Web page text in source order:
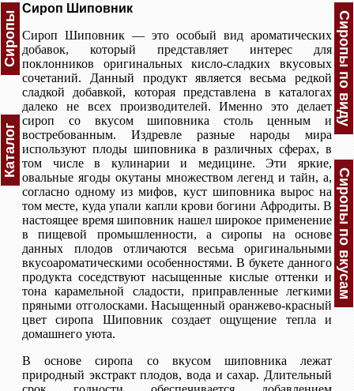
Сиропы
Каталог
Сироп Шиповник
Сироп Шиповник — это особый вид ароматических
добавок, который представляет интерес для
поклонников оригинальных кисло-сладких вкусовых
сочетаний. Данный продукт является весьма редкой
сладкой добавкой, которая представлена в каталогах
далеко не всех производителей. Именно это делает
сироп со вкусом шиповника столь ценным и
востребованным. Издревле разные народы мира
используют плоды шиповника в различных сферах, в
том числе в кулинарии и медицине. Эти яркие,
овальные ягоды окутаны множеством легенд и тайн, а,
согласно одному из мифов, куст шиповника вырос на
том месте, куда упали капли крови богини Афродиты. В
настоящее время шиповник нашел широкое применение
в пищевой промышленности, а сиропы на основе
данных плодов отличаются весьма оригинальными
вкусоароматическими особенностями. В букете данного
продукта соседствуют насыщенные кислые оттенки и
тона карамельной сладости, приправленные легкими
пряными отголосками. Насыщенный оранжево-красный
цвет сиропа Шиповник создает ощущение тепла и
домашнего уюта.
В основе сиропа со вкусом шиповника лежат
природный экстракт плодов, вода и сахар. Длительный
Сиропы по виду
Сиропы по вкусам